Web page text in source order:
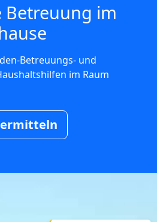
im
Betreuungs- und
im Raum